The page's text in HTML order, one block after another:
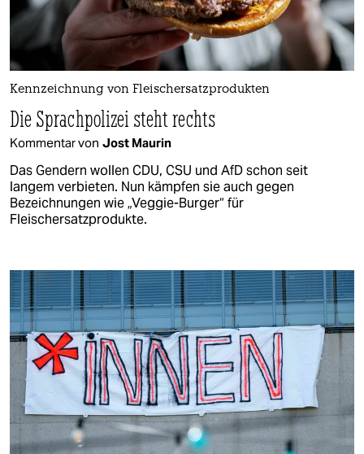
Kennzeichnung von Fleischersatzprodukten
Die Sprachpolizei steht rechts
Kommentar von Jost Maurin
Das Gendern wollen CDU, CSU und AfD schon seit
langem verbieten. Nun kämpfen sie auch gegen
Bezeichnungen wie „Veggie-Burger“ für
Fleischersatzprodukte.